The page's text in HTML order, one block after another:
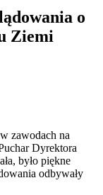
o
Ziemi
zawodach na
Dyrektora
było piękne
odbywały